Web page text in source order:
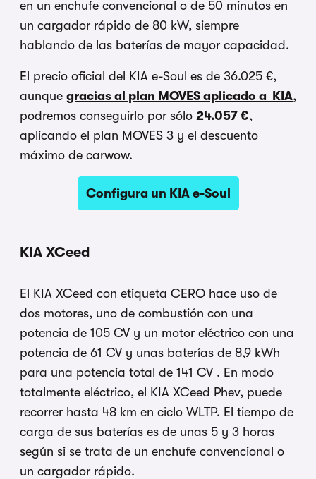
en un enchufe convencional o de 50 minutos en
un cargador rápido de 80 kW, siempre
hablando de las baterías de mayor capacidad.
El precio oficial del KIA e-Soul es de 36.025 €,
aunque gracias al plan MOVES aplicado a KIA,
podremos conseguirlo por sólo 24.057 €,
aplicando el plan MOVES 3 y el descuento
máximo de carwow.
Configura un KIA e-Soul
KIA XCeed
El KIA XCeed con etiqueta CERO hace uso de
dos motores, uno de combustión con una
potencia de 105 CV y un motor eléctrico con una
potencia de 61 CV y unas baterías de 8,9 kWh
para una potencia total de 141 CV . En modo
totalmente eléctrico, el KIA XCeed Phev, puede
recorrer hasta 48 km en ciclo WLTP. El tiempo de
carga de sus baterías es de unas 5 y 3 horas
según si se trata de un enchufe convencional o
un cargador rápido.